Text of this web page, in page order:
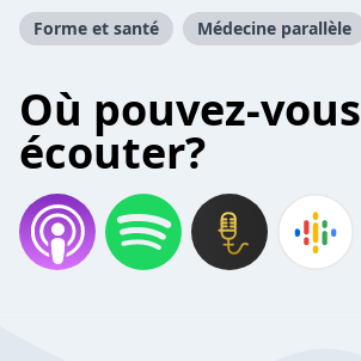
Forme et santé Médecine parallèle
Où pouvez-vous
écouter?